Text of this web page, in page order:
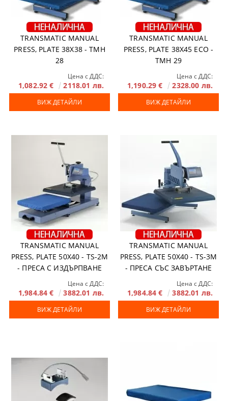
TRANSMATIC MANUAL
PRESS, PLATE 38X38 - TMH
28
Цена с ДДС:
1,082.92 € 2118.01 лв.
ВИЖ ДЕТАЙЛИ
TRANSMATIC MANUAL
PRESS, PLATE 38X45 ECO -
TMH 29
Цена с ДДС:
1,190.29 € 2328.00 лв.
ВИЖ ДЕТАЙЛИ
TRANSMATIC MANUAL
PRESS, PLATE 50X40 - TS-2M
- ПРЕСА С ИЗДЪРПВАНЕ
Цена с ДДС:
1,984.84 € 3882.01 лв.
ВИЖ ДЕТАЙЛИ
TRANSMATIC MANUAL
PRESS, PLATE 50X40 - TS-3M
- ПРЕСА СЪС ЗАВЪРТАНЕ
Цена с ДДС:
1,984.84 € 3882.01 лв.
ВИЖ ДЕТАЙЛИ